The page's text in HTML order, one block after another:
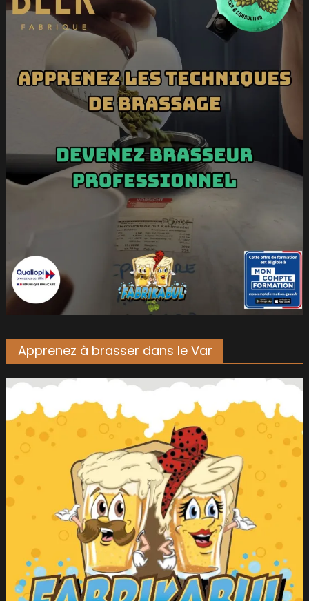
Apprenez à brasser dans le Var